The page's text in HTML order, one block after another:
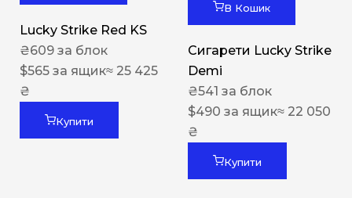
Lucky Strike Red KS
₴609 за блок
$565 за ящик≈ 25 425
₴
Купити
В Кошик
Сигарети Lucky Strike
Demi
₴541 за блок
$490 за ящик≈ 22 050
₴
Купити